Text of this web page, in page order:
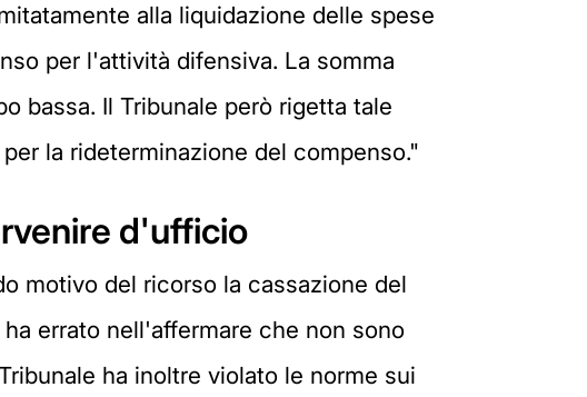
alla liquidazione delle spese
per l'attività difensiva. La somma
bassa. Il Tribunale però rigetta tale
la rideterminazione del compenso."
d'ufficio
motivo del ricorso la cassazione del
errato nell'affermare che non sono
ha inoltre violato le norme sui